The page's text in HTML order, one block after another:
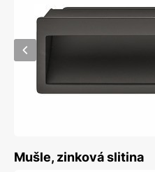
Mušle, zinková slitina